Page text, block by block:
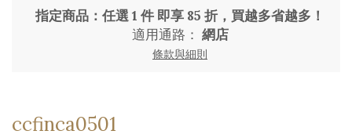
指定商品：任選 1 件 即享 85 折，買越多省越多！
適用通路： 網店
條款與細則
ccfinca0501